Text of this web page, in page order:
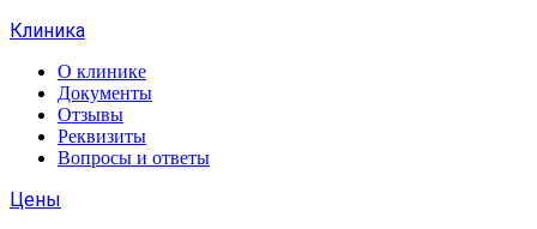
Клиника
О клинике
Документы
Отзывы
Реквизиты
Вопросы и ответы
Цены